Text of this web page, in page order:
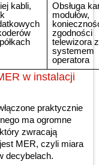
kabli,
Obsługa
modułów,
zgodności
telewizora z
systemem
operatora
w instalacji
praktycznie
ma ogromne
zwracają
MER, czyli miara
decybelach.